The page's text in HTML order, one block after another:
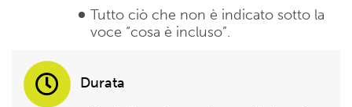
Tutto ciò che non è indicato sotto la
voce “cosa è incluso”.
Durata